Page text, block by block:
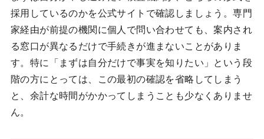
採用しているのかを公式サイトで確認しましょう。専門
家経由が前提の機関に個人で問い合わせても、案内され
る窓口が異なるだけで手続きが進まないことがありま
す。特に「まずは自分だけで事実を知りたい」という段
階の方にとっては、この最初の確認を省略してしまう
と、余計な時間がかかってしまうことも少なくありませ
ん。